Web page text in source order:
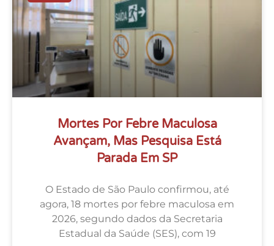
Mortes Por Febre Maculosa
Avançam, Mas Pesquisa Está
Parada Em SP
O Estado de São Paulo confirmou, até
agora, 18 mortes por febre maculosa em
2026, segundo dados da Secretaria
Estadual da Saúde (SES), com 19